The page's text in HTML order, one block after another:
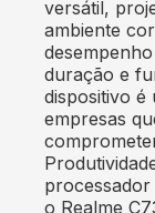
versátil,
ambiente
duração e
dispositivo é
empresas
o Realme